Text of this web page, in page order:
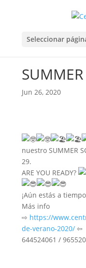
Seleccionar
Jun 26, 2020
nuestro SUMMER
29.
ARE YOU READY?
¡Aún estás a
Más info
⇨ https://
de-verano-2020/⇦
644524061 /